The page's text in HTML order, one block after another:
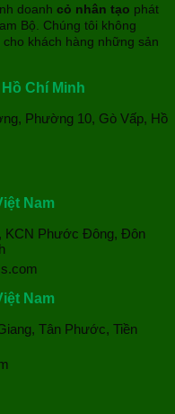
doanh cỏ nhân tạo phát
Bộ. Chúng tôi không
khách hàng những sản
Chí Minh
Phường 10, Gò Vấp, Hồ
Nam
KCN Phước Đông, Đôn
Nam
Tân Phước, Tiền